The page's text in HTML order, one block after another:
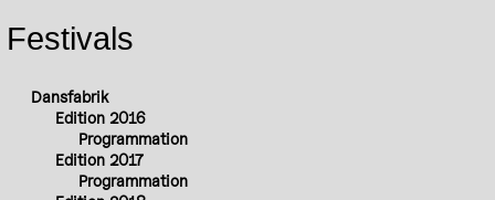
Festivals
Dansfabrik
Edition 2016
Programmation
Edition 2017
Programmation